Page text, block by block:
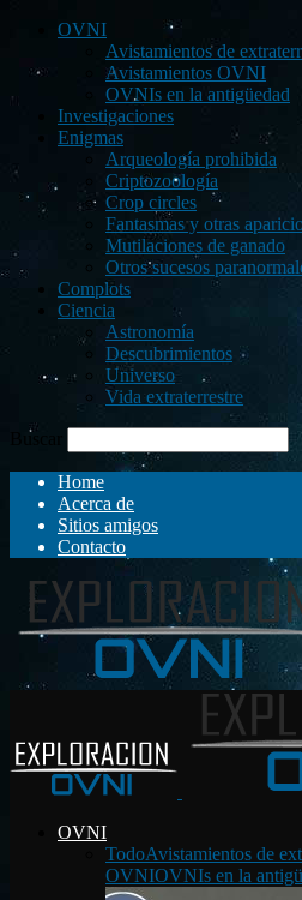
OVNI
Avistamientos de
Avistamientos OVNI
OVNIs en la antigüedad
Investigaciones
Enigmas
Arqueología prohibida
Criptozoología
Crop circles
Fantasmas y otras
Mutilaciones de ganado
Otros sucesos
Complots
Ciencia
Astronomía
Descubrimientos
Universo
Vida extraterrestre
Buscar
Home
Acerca de
Sitios amigos
Contacto
OVNI
TodoAvistamientos de
OVNIOVNIs en la